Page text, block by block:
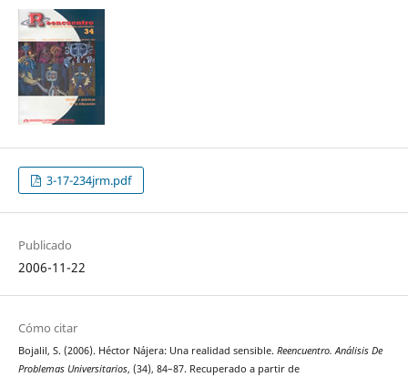
3-17-234jrm.pdf
Publicado
2006-11-22
Cómo citar
Bojalil, S. (2006). Héctor Nájera: Una realidad sensible. Reencuentro. Análisis De
Problemas Universitarios, (34), 84–87. Recuperado a partir de